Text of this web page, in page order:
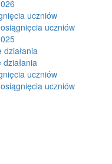
uczniów
uczniów
uczniów
uczniów